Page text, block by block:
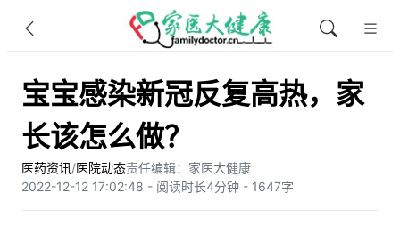
宝宝感染新冠反复高热，家
长该怎么做？
医药资讯/医院动态责任编辑：家医大健康
2022-12-12 17:02:48 - 阅读时长4分钟 - 1647字